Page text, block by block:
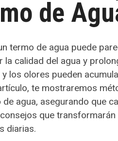
de
termo de agua puede
la calidad del agua y
los olores pueden
te mostraremos
de agua, asegurando que
que
diarias.